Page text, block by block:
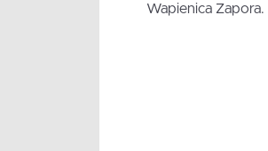
Wapienica Zapora.